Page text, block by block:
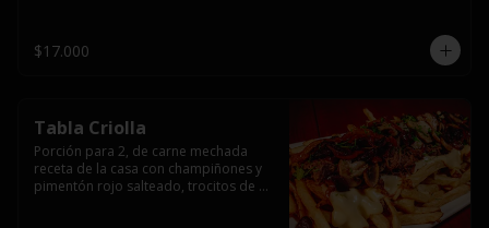
$17.000
Tabla Criolla
Porción para 2, de carne mechada
receta de la casa con champiñones y
pimentón rojo salteado, trocitos de